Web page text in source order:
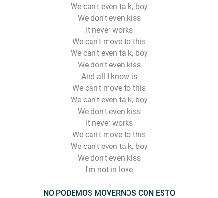
We can't even talk, boy
We don't even kiss
It never works
We can't move to this
We can't even talk, boy
We don't even kiss
And all I know is
We can't move to this
We can't even talk, boy
We don't even kiss
It never works
We can't move to this
We can't even talk, boy
We don't even kiss
I'm not in love
NO PODEMOS MOVERNOS CON ESTO